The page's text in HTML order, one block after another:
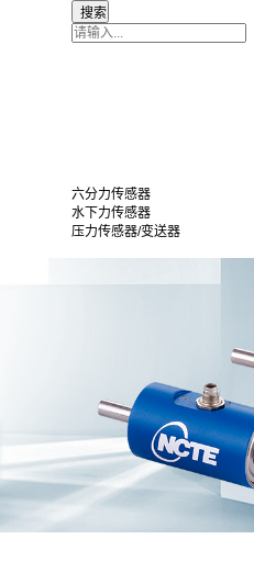
六分力传感器
水下力传感器
压力传感器/变送器